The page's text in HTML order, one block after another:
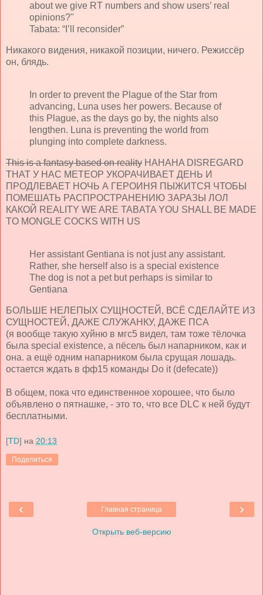
about we give RT numbers and show users’ real
opinions?"
Tabata: “I’ll reconsider”
Никакого видения, никакой позиции, ничего. Режиссёр
он, блядь.
In order to prevent the Plague of the Star from
advancing, Luna uses her powers. Because of
this Plague, as the days go by, the nights also
lengthen. Luna is preventing the world from
plunging into complete darkness.
This is a fantasy based on reality HAHAHA DISREGARD
THAT У НАС МЕТЕОР УКОРАЧИВАЕТ ДЕНЬ И
ПРОДЛЕВАЕТ НОЧЬ А ГЕРОИНЯ ПЫЖИТСЯ ЧТОБЫ
ПОМЕШАТЬ РАСПРОСТРАНЕНИЮ ЗАРАЗЫ ЛОЛ
КАКОЙ REALITY WE ARE TABATA YOU SHALL BE MADE
TO MONGLE COCKS WITH US
Her assistant Gentiana is not just any assistant.
Rather, she herself also is a special existence
The dog is not a pet but perhaps is similar to
Gentiana
БОЛЬШЕ НЕЛЕПЫХ СУЩНОСТЕЙ, ВСЁ СДЕЛАЙТЕ ИЗ
СУЩНОСТЕЙ, ДАЖЕ СЛУЖАНКУ, ДАЖЕ ПСА
(я вообще такую хуйню в мгс5 видел, там тоже тёлочка
была special existence, а пёсель был напарником, как и
она. а ещё одним напарником была срущая лошадь.
остается ждать в фф15 команды Do it (defecate))
В общем, пока что единственное хорошее, что было
объявлено о пятнашке, - это то, что все DLC к ней будут
бесплатными.
[TD] на 20:13
Поделиться
‹ ›
Главная страница
Открыть веб-версию